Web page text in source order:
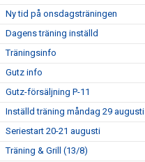
Ny tid på onsdagsträningen
Dagens träning inställd
Träningsinfo
Gutz info
Gutz-försäljning P-11
Inställd träning måndag 29 augusti
Seriestart 20-21 augusti
Träning & Grill (13/8)